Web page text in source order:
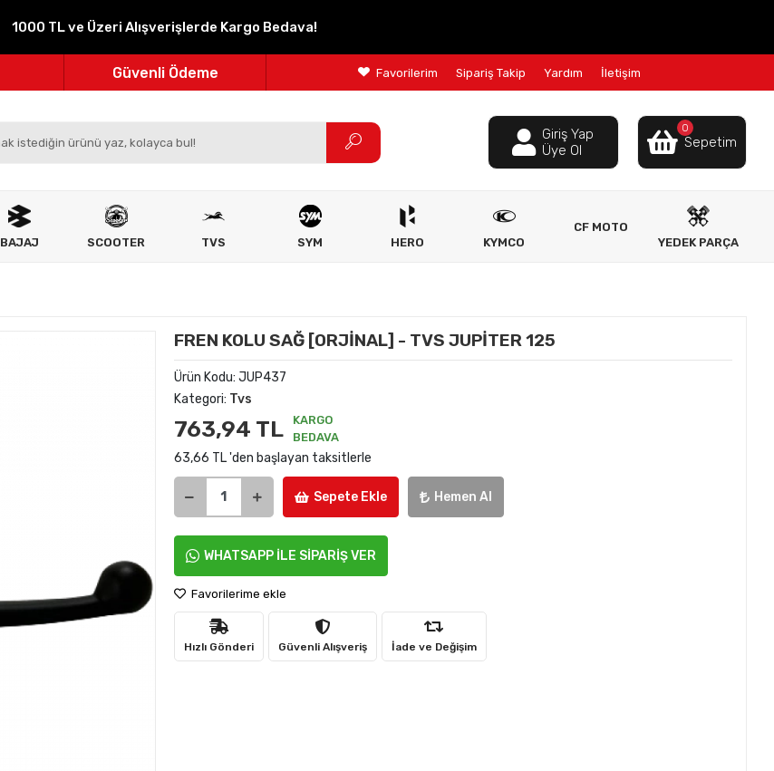
1000 TL ve Üzeri Alışverişlerde Kargo Bedava!
Parçanızın Online Adresi
100% Orijinal Ürün
Güvenli Ödeme
Ücretsiz İade
Favorilerim Sipariş Takip Yardım İletişim
Giriş Yap
Üye Ol
0
Sepetim
BAJAJ SCOOTER TVS SYM HERO KYMCO
CF MOTO
YEDEK PARÇA
FREN KOLU SAĞ [ORJİNAL] - TVS JUPİTER 125
Ürün Kodu: JUP437
Kategori: Tvs
763,94 TL
KARGO
BEDAVA
63,66 TL 'den başlayan taksitlerle
Sepete Ekle Hemen Al
WHATSAPP İLE SİPARİŞ VER
Favorilerime ekle
Hızlı Gönderi Güvenli Alışveriş İade ve Değişim